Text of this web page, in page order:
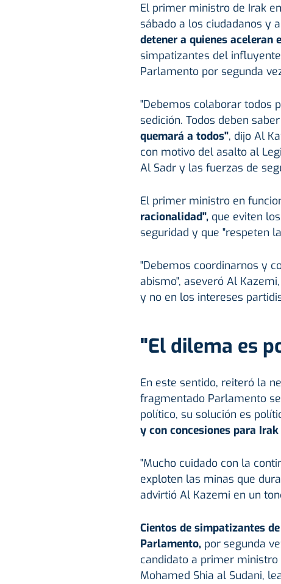
El primer ministro de Irak
sábado a los ciudadanos y
detener a quienes aceleran
simpatizantes del
Parlamento por segunda
"Debemos colaborar todos
sedición. Todos deben
quemará a todos", dijo Al
con motivo del asalto al
Al Sadr y las fuerzas de
El primer ministro en
racionalidad",que eviten
seguridad y que "respeten
"Debemos coordinarnos y
abismo", aseveró Al
y no en los intereses
"El dilema es
En este sentido, reiteró la
fragmentado Parlamento
político, su solución es
y con concesiones para
"Mucho cuidado con la
exploten las minas que
advirtió Al Kazemi en un
Cientos de simpatizantes
Parlamento,por segunda
candidato a primer ministro
Mohamed Shia al Sudani,